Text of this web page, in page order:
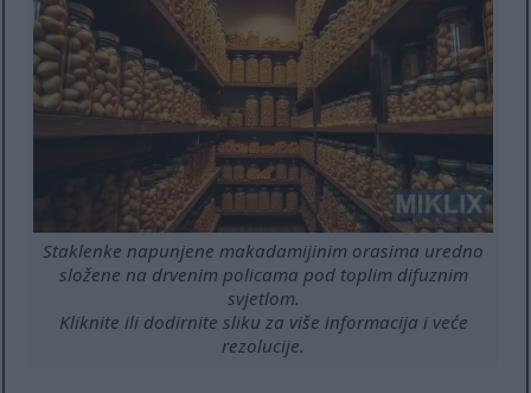
Staklenke napunjene makadamijinim orasima uredno
složene na drvenim policama pod toplim difuznim
svjetlom.
Kliknite ili dodirnite sliku za više informacija i veće
rezolucije.